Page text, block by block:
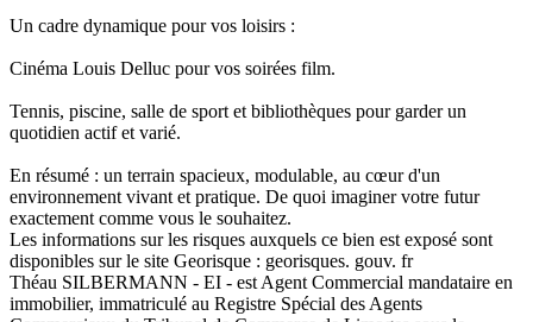
Un cadre dynamique pour vos loisirs :
Cinéma Louis Delluc pour vos soirées film.
Tennis, piscine, salle de sport et bibliothèques pour garder un
quotidien actif et varié.
En résumé : un terrain spacieux, modulable, au cœur d'un
environnement vivant et pratique. De quoi imaginer votre futur
exactement comme vous le souhaitez.
Les informations sur les risques auxquels ce bien est exposé sont
disponibles sur le site Georisque : georisques. gouv. fr
Théau SILBERMANN - EI - est Agent Commercial mandataire en
immobilier, immatriculé au Registre Spécial des Agents